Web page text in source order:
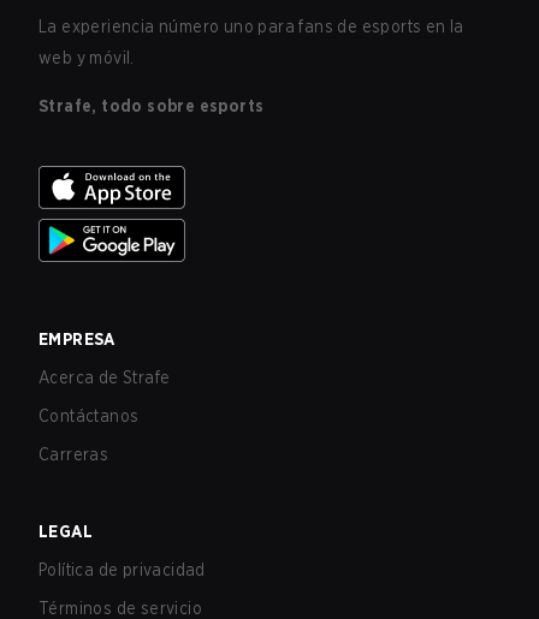
La experiencia número uno para fans de esports en la
web y móvil.
Strafe, todo sobre esports
EMPRESA
Acerca de Strafe
Contáctanos
Carreras
LEGAL
Política de privacidad
Términos de servicio